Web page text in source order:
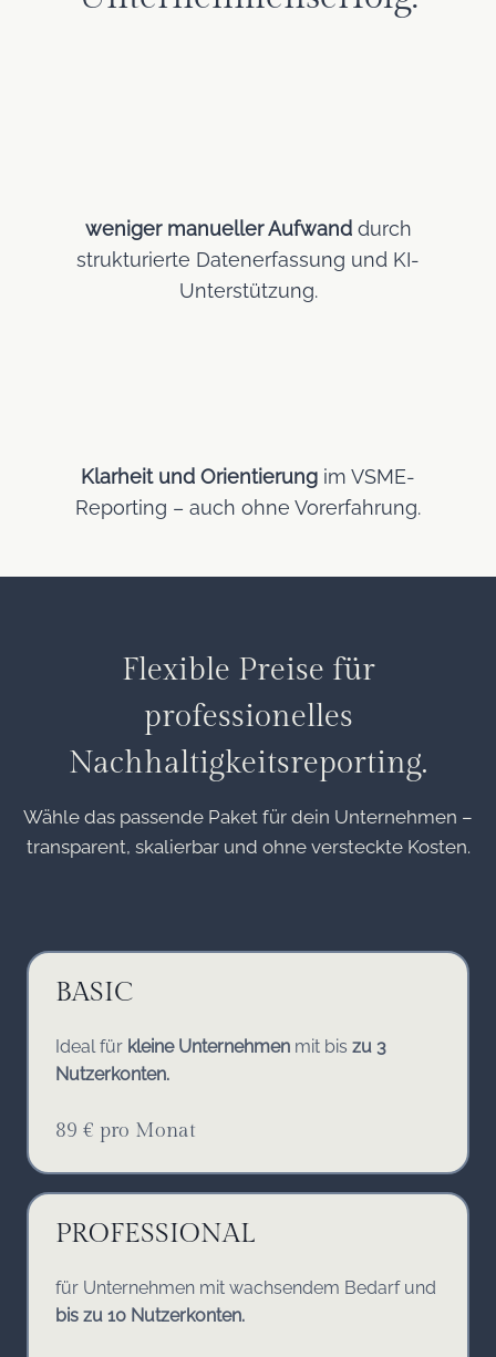
weniger manueller Aufwanddurch
strukturierte Datenerfassung und KI-
Unterstützung.
Klarheit und Orientierung im VSME-
Reporting – auch ohne Vorerfahrung.
Flexible Preise für
professionelles
Nachhaltigkeitsreporting.
Wähle das passende Paket für dein Unternehmen –
transparent, skalierbar und ohne versteckte Kosten.
BASIC
Ideal für kleine Unternehmen mit bis zu 3
Nutzerkonten.
89 € pro Monat
PROFESSIONAL
für Unternehmen mit wachsendem Bedarf und
bis zu 10 Nutzerkonten.